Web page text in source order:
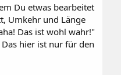
Du etwas bearbeitet
Umkehr und Länge
Das ist wohl wahr!"
hier ist nur für den